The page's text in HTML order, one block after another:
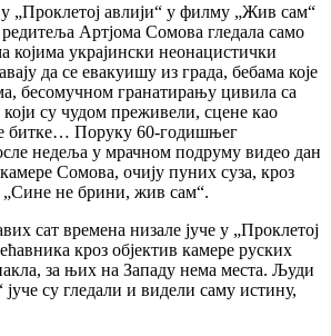
„Проклетој авлији“ у филму „Жив сам“
Артјома Сомова гледала само
којима украјински неонацистички
да се евакуишу из града, бебама које
бесомучном гранатирању цивила са
су чудом преживели, сцене као
битке… Поруку 60-годишњег
недеља у мрачном подруму видео дан
Сомова, очију пуних суза, кроз
„Сине не брини, жив сам“.
сат времена низале јуче у „Проклетој
кроз објектив камере руских
за њих на Западу нема места. Људи
јуче су гледали и видели саму истину,